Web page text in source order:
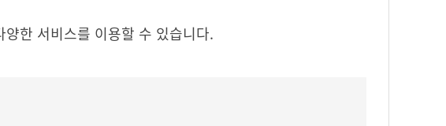
한 서비스를 이용할 수 있습니다.